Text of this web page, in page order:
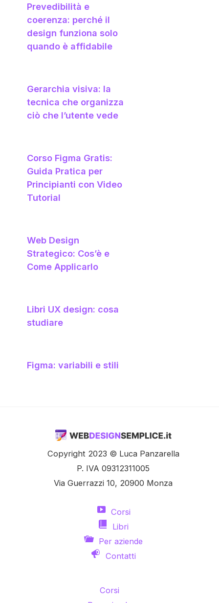
Prevedibilità e
coerenza: perché il
design funziona solo
quando è affidabile
Gerarchia visiva: la
tecnica che organizza
ciò che l’utente vede
Corso Figma Gratis:
Guida Pratica per
Principianti con Video
Tutorial
Web Design
Strategico: Cos’è e
Come Applicarlo
Libri UX design: cosa
studiare
Figma: variabili e stili
Copyright 2023 © Luca Panzarella
P. IVA 09312311005
Via Guerrazzi 10, 20900 Monza
Corsi
Libri
Per aziende
Contatti
Corsi